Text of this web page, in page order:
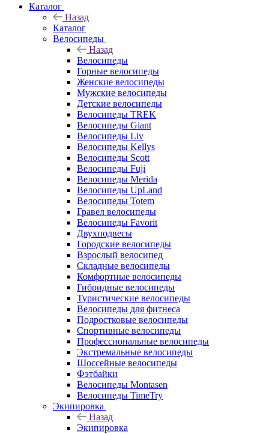
Каталог
Назад
Каталог
Велосипеды
Назад
Велосипеды
Горные велосипеды
Женские велосипеды
Мужские велосипеды
Детские велосипеды
Велосипеды TREK
Велосипеды Giant
Велосипеды Liv
Велосипеды Kellys
Велосипеды Scott
Велосипеды Fuji
Велосипеды Merida
Велосипеды UpLand
Велосипеды Totem
Гравел велосипеды
Велосипеды Favorit
Двухподвесы
Городские велосипеды
Взрослый велосипед
Складные велосипеды
Комфортные велосипеды
Гибридные велосипеды
Туристические велосипеды
Велосипеды для фитнеса
Подростковые велосипеды
Спортивные велосипеды
Профессиональные велосипеды
Экстремальные велосипеды
Шоссейные велосипеды
Фэтбайки
Велосипеды Montasen
Велосипеды TimeTry
Экипировка
Назад
Экипировка